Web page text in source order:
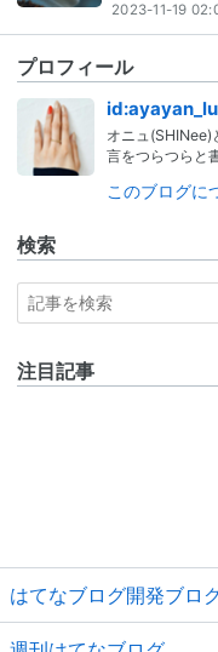
2023-11-19
プロフィール
オニュ(SHINee)
言をつらつらと
このブログに
検索
注目記事
はてなブログ開発ブロ